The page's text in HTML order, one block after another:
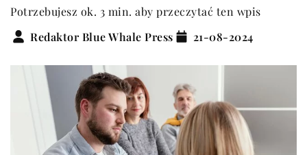
Potrzebujesz ok. 3 min. aby przeczytać ten wpis
Redaktor Blue Whale Press
21-08-2024